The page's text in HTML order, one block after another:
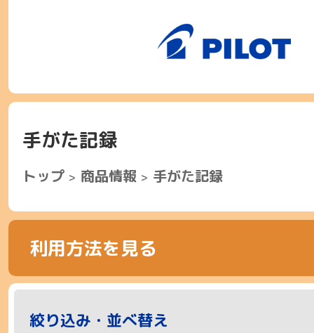
手がた記録
トップ 商品情報 手がた記録
利用方法を見る
絞り込み・並べ替え